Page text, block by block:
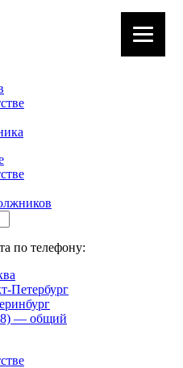
по телефону:
Петербург
— общий